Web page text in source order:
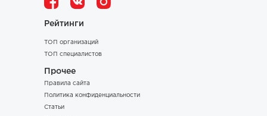
Рейтинги
ТОП организаций
ТОП специалистов
Прочее
Правила сайта
Политика конфиденциальности
Статьи